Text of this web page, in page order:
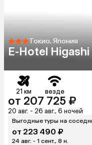
Токио, Япония
E-Hotel Higashi
21 км везде
от 207 725 ₽
20 авг. - 26 авг., 6 ночей
Выгодные туры на
от 223 490 ₽
24 авг. - 1 сент., 8 н.